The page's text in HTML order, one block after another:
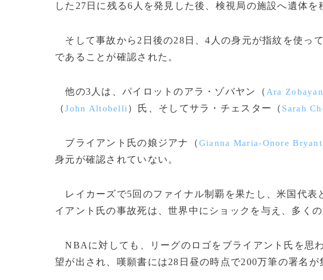
した27日に残る6人を発見した後、検視局の施設へ遺体を
そして事故から2日後の28日、4人の身元が指紋を使っ
であることが確認された。
他の3人は、パイロットのアラ・ゾバヤン（ Ara Zobayan
（John Altobelli ）氏、そしてサラ・チェスター（ Sarah
ブライアント氏の娘ジアナ（Gianna Maria-Onore Bryant
身元が確認されていない。
レイカーズで5回のファイナル制覇を果たし、米国代表
イアント氏の事故死は、世界中にショックを与え、多く
NBAに対しても、リーグのロゴをブライアント氏を思
望が出され、嘆願書には28日昼の時点で200万筆の署名